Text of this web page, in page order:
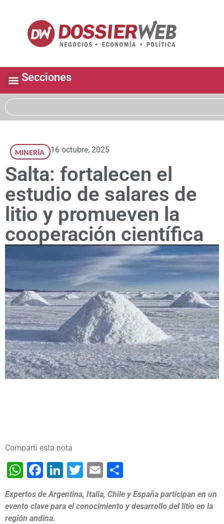
Secciones
MINERÍA 16 octubre, 2025
Salta: fortalecen el
estudio de salares de
litio y promueven la
cooperación científica
Compartí esta nota
WhatsApp
Facebook
LinkedIn
Twitter
Email
Expertos de Argentina, Italia, Chile y España participan en un
evento clave para el conocimiento y desarrollo del litio en la
región andina.